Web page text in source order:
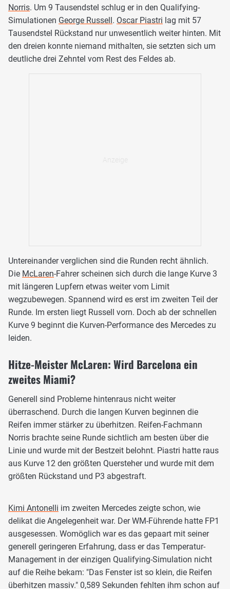
Norris. Um 9 Tausendstel schlug er in den Qualifying-
Simulationen George Russell. Oscar Piastri lag mit 57
Tausendstel Rückstand nur unwesentlich weiter hinten. Mit
den dreien konnte niemand mithalten, sie setzten sich um
deutliche drei Zehntel vom Rest des Feldes ab.
Untereinander verglichen sind die Runden recht ähnlich.
Die McLaren-Fahrer scheinen sich durch die lange Kurve 3
mit längeren Lupfern etwas weiter vom Limit
wegzubewegen. Spannend wird es erst im zweiten Teil der
Runde. Im ersten liegt Russell vorn. Doch ab der schnellen
Kurve 9 beginnt die Kurven-Performance des Mercedes zu
leiden.
Hitze-Meister McLaren: Wird Barcelona ein
zweites Miami?
Generell sind Probleme hintenraus nicht weiter
überraschend. Durch die langen Kurven beginnen die
Reifen immer stärker zu überhitzen. Reifen-Fachmann
Norris brachte seine Runde sichtlich am besten über die
Linie und wurde mit der Bestzeit belohnt. Piastri hatte raus
aus Kurve 12 den größten Quersteher und wurde mit dem
größten Rückstand und P3 abgestraft.
Kimi Antonelli im zweiten Mercedes zeigte schon, wie
delikat die Angelegenheit war. Der WM-Führende hatte FP1
ausgesessen. Womöglich war es das gepaart mit seiner
generell geringeren Erfahrung, dass er das Temperatur-
Management in der einzigen Qualifying-Simulation nicht
auf die Reihe bekam: "Das Fenster ist so klein, die Reifen
überhitzen massiv." 0,589 Sekunden fehlten ihm schon auf